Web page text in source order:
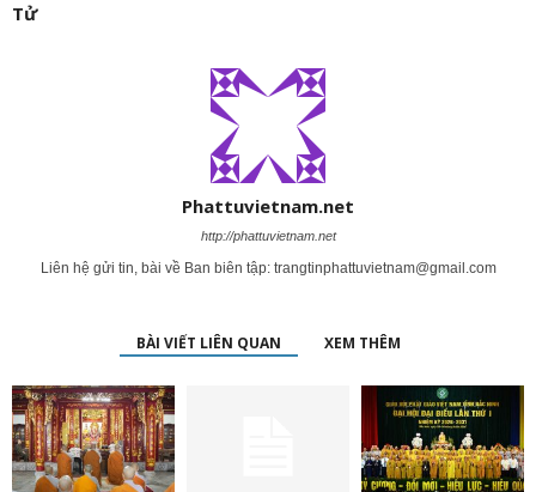
Tử
Phattuvietnam.net
http://phattuvietnam.net
Liên hệ gửi tin, bài về Ban biên tập: trangtinphattuvietnam@gmail.com
BÀI VIẾT LIÊN QUAN XEM THÊM